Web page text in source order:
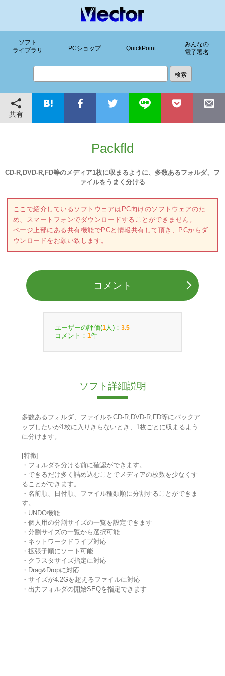
ソフト
ライブラリ
PCショップ QuickPoint
みんなの
電子署名
共有
Packfld
CD-R,DVD-R,FD等のメディア1枚に収まるように、多数あるフォルダ、フ
ァイルをうまく分ける
ここで紹介しているソフトウェアはPC向けのソフトウェアのた
め、スマートフォンでダウンロードすることができません。
ページ上部にある共有機能でPCと情報共有して頂き、PCからダ
ウンロードをお願い致します。
コメント
ユーザーの評価(1 人)： 3.5
コメント： 1件
ソフト詳細説明
多数あるフォルダ、ファイルをCD-R,DVD-R,FD等にバックア
ップしたいが1枚に入りきらないとき、1枚ごとに収まるよう
に分けます。
[特徴]
・フォルダを分ける前に確認ができます。
・できるだけ多く詰め込むことでメディアの枚数を少なくす
ることができます。
・名前順、日付順、ファイル種類順に分割することができま
す。
・UNDO機能
・個人用の分割サイズの一覧を設定できます
・分割サイズの一覧から選択可能
・ネットワークドライブ対応
・拡張子順にソート可能
・クラスタサイズ指定に対応
・Drag&Dropに対応
・サイズが4.2Gを超えるファイルに対応
・出力フォルダの開始SEQを指定できます